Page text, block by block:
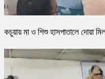
কচুয়ায় মা ও শিশু হাসপাতালে দোয়া